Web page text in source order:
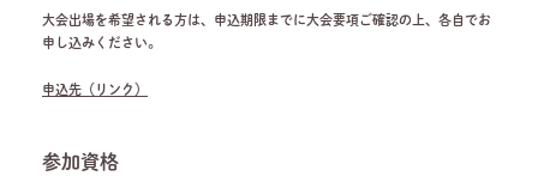
大会出場を希望される方は、申込期限までに大会要項ご確認の上、各自でお
申し込みください。
申込先（リンク）
参加資格